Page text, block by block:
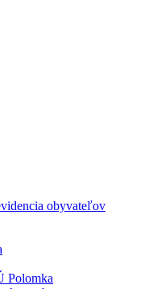
obyvateľov
Polomka